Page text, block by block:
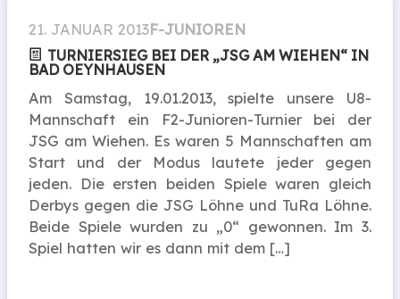
21. JANUAR 2013 F-JUNIOREN
TURNIERSIEG BEI DER „JSG AM WIEHEN“ IN
BAD OEYNHAUSEN
Am Samstag, 19.01.2013, spielte unsere U8-
Mannschaft ein F2-Junioren-Turnier bei der
JSG am Wiehen. Es waren 5 Mannschaften am
Start und der Modus lautete jeder gegen
jeden. Die ersten beiden Spiele waren gleich
Derbys gegen die JSG Löhne und TuRa Löhne.
Beide Spiele wurden zu „0“ gewonnen. Im 3.
Spiel hatten wir es dann mit dem […]